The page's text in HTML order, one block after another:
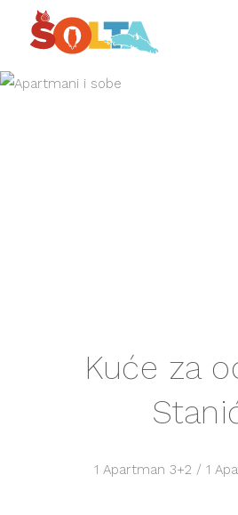
Kuće za
1 Apartman 3+2 / 1